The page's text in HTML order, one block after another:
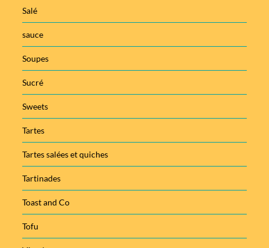
Salé
sauce
Soupes
Sucré
Sweets
Tartes
Tartes salées et quiches
Tartinades
Toast and Co
Tofu